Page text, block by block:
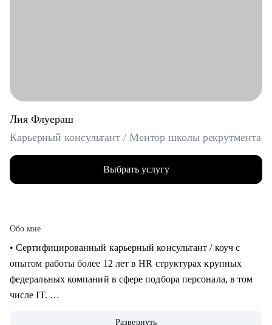
Лия Флуераш
Карьерный консультант / Ментор школы рекрутмента
Выбрать услугу
Обо мне
• Сертифицированный карьерный консультант / коуч с
опытом работы более 12 лет в HR структурах крупных
федеральных компаний в сфере подбора персонала, в том
числе IT.
Развернуть